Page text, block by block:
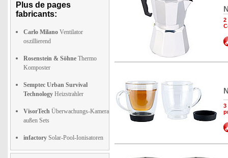
Plus de pages
fabricants:
Carlo Milano Ventilator
oszillierend
Rosenstein & Söhne Thermo
Komposter
Semptec Urban Survival
Technology Heizstrahler
VisorTech Überwachungs-Kamera
außen Sets
infactory Solar-Pool-Ionisatoren
2
3